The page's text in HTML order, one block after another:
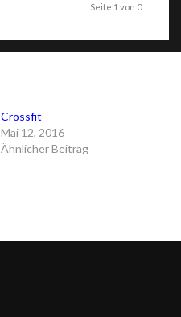
Seite 1 von 0
Crossfit
Mai 12, 2016
Ähnlicher Beitrag